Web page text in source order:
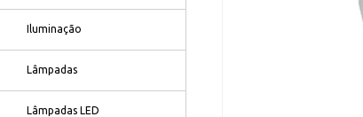
Iluminação
Lâmpadas
Lâmpadas LED